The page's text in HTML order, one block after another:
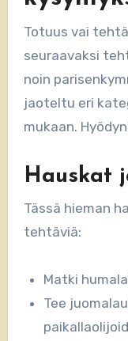
Totuus vai
seuraavaksi
noin
jaoteltu eri
mukaan.
Hauskat
Tässä hieman
tehtäviä:
Matki
Tee